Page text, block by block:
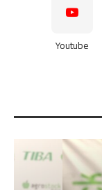
Youtube